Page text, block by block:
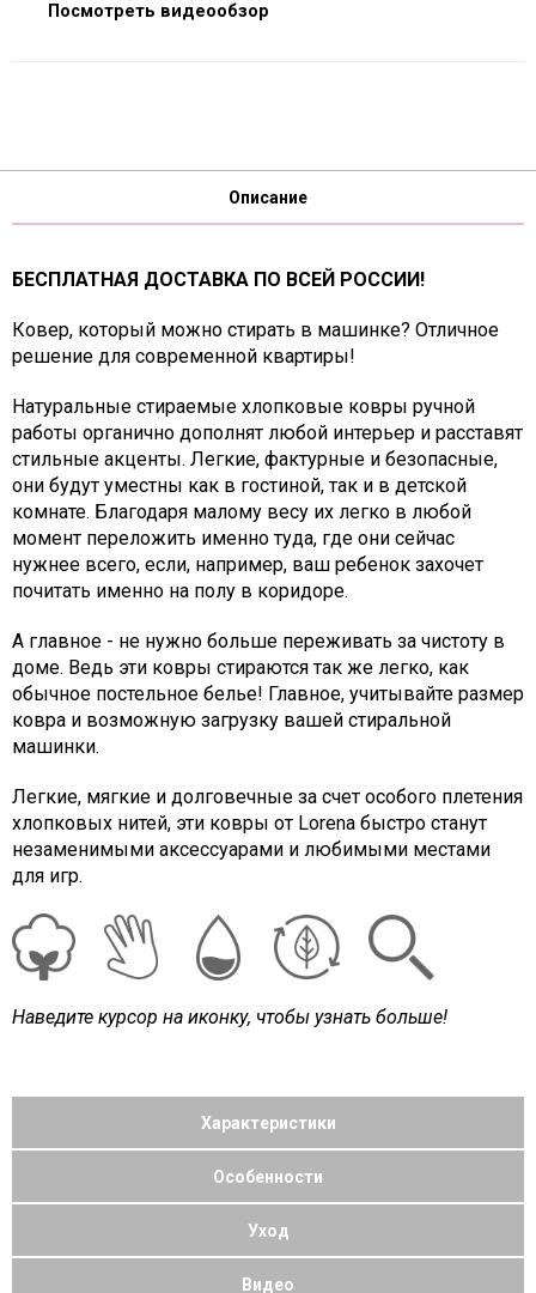
Посмотреть видеообзор
Описание
БЕСПЛАТНАЯ ДОСТАВКА ПО ВСЕЙ РОССИИ!
Ковер, который можно стирать в машинке? Отличное
решение для современной квартиры!
Натуральные стираемые хлопковые ковры ручной
работы органично дополнят любой интерьер и расставят
стильные акценты. Легкие, фактурные и безопасные,
они будут уместны как в гостиной, так и в детской
комнате. Благодаря малому весу их легко в любой
момент переложить именно туда, где они сейчас
нужнее всего, если, например, ваш ребенок захочет
почитать именно на полу в коридоре.
А главное - не нужно больше переживать за чистоту в
доме. Ведь эти ковры стираются так же легко, как
обычное постельное белье! Главное, учитывайте размер
ковра и возможную загрузку вашей стиральной
машинки.
Легкие, мягкие и долговечные за счет особого плетения
хлопковых нитей, эти ковры от Lorena быстро станут
незаменимыми аксессуарами и любимыми местами
для игр.
Наведите курсор на иконку, чтобы узнать больше!
Характеристики
Особенности
Уход
Видео